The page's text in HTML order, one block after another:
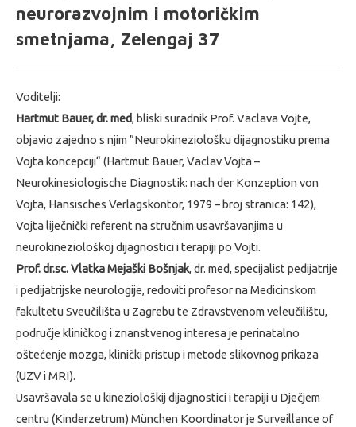
neurorazvojnim i motoričkim
smetnjama, Zelengaj 37
Voditelji:
Hartmut Bauer, dr. med, bliski suradnik Prof. Vaclava Vojte,
objavio zajedno s njim ”Neurokineziološku dijagnostiku prema
Vojta koncepciji“ (Hartmut Bauer, Vaclav Vojta –
Neurokinesiologische Diagnostik: nach der Konzeption von
Vojta, Hansisches Verlagskontor, 1979 – broj stranica: 142),
Vojta liječnički referent na stručnim usavršavanjima u
neurokineziološkoj dijagnostici i terapiji po Vojti.
Prof. dr.sc. Vlatka Mejaški Bošnjak, dr. med, specijalist pedijatrije
i pedijatrijske neurologije, redoviti profesor na Medicinskom
fakultetu Sveučilišta u Zagrebu te Zdravstvenom veleučilištu,
područje kliničkog i znanstvenog interesa je perinatalno
oštećenje mozga, klinički pristup i metode slikovnog prikaza
(UZV i MRI).
Usavršavala se u kineziološkij dijagnostici i terapiji u Dječjem
centru (Kinderzetrum) München Koordinator je Surveillance of